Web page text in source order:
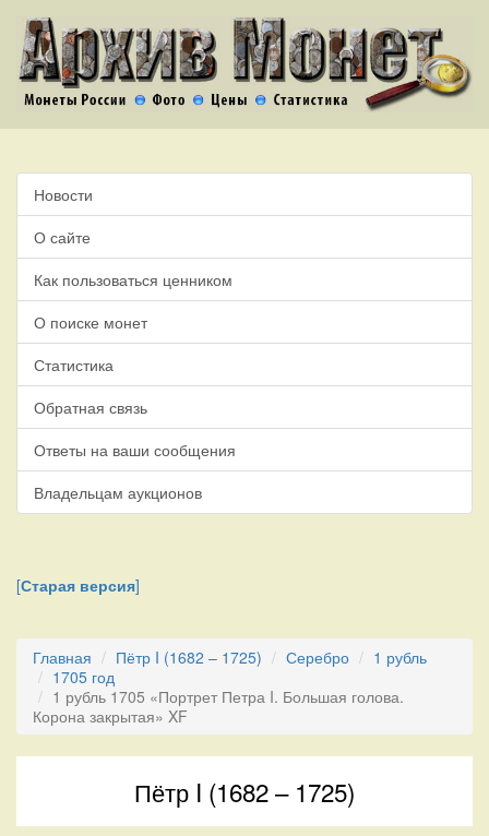
Новости
О сайте
Как пользоваться ценником
О поиске монет
Статистика
Обратная связь
Ответы на ваши сообщения
Владельцам аукционов
[Старая версия]
Главная Пётр I (1682 – 1725) Серебро
1 рубль
1705 год
1 рубль 1705 «Портрет Петра I. Большая голова.
Корона закрытая» XF
Пётр I (1682 – 1725)